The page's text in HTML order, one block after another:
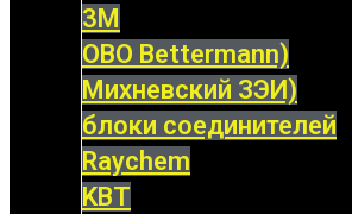
3M
OBO Bettermann)
Михневский ЗЭИ)
блоки соединителей
Raychem
KBT